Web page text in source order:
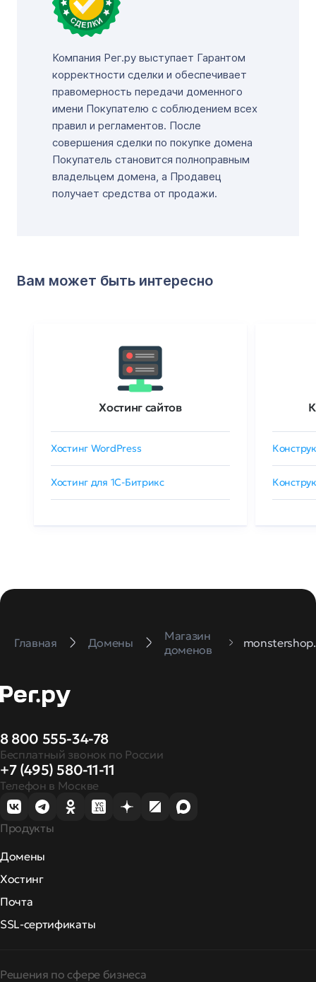
Компания Рег.ру выступает Гарантом
корректности сделки и обеспечивает
правомерность передачи доменного
имени Покупателю с соблюдением всех
правил и регламентов. После
совершения сделки по покупке домена
Покупатель становится полноправным
владельцем домена, а Продавец
получает средства от продажи.
Вам может быть интересно
Хостинг сайтов
Хостинг WordPress
Хостинг для 1C-Битрикс
Главная Домены
Магазин
доменов
8 800 555-34-78
Бесплатный звонок по России
+7 (495) 580-11-11
Телефон в Москве
Продукты
Домены
Хостинг
Почта
SSL-сертификаты
Решения по сфере бизнеса